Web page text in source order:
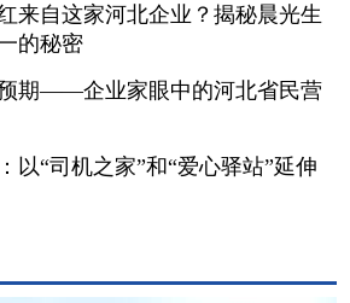
来自这家河北企业？揭秘晨光生
的秘密
期——企业家眼中的河北省民营
以“司机之家”和“爱心驿站”延伸